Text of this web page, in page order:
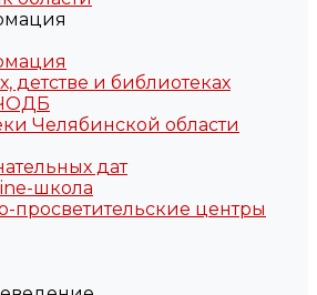
детстве и библиотеках
Челябинской области
дат
школа
просветительские центры